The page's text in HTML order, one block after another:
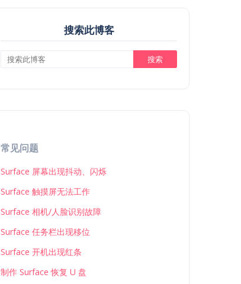
搜索此博客
常见问题
Surface 屏幕出现抖动、闪烁
Surface 触摸屏无法工作
Surface 相机/人脸识别故障
Surface 任务栏出现移位
Surface 开机出现红条
制作 Surface 恢复 U 盘